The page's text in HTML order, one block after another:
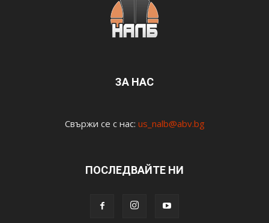
ЗА НАС
Свържи се с нас: us_nalb@abv.bg
ПОСЛЕДВАЙТЕ НИ